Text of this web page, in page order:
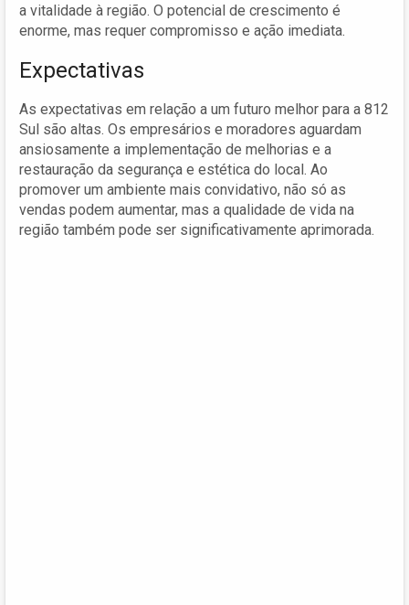
a vitalidade à região. O potencial de crescimento é
enorme, mas requer compromisso e ação imediata.
Expectativas
As expectativas em relação a um futuro melhor para a 812
Sul são altas. Os empresários e moradores aguardam
ansiosamente a implementação de melhorias e a
restauração da segurança e estética do local. Ao
promover um ambiente mais convidativo, não só as
vendas podem aumentar, mas a qualidade de vida na
região também pode ser significativamente aprimorada.